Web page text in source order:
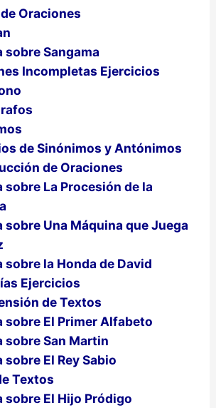
Oraciones
sobre Sangama
Incompletas Ejercicios
de Sinónimos y Antónimos
de Oraciones
sobre La Procesión de la
sobre Una Máquina que Juega
sobre la Honda de David
Ejercicios
de Textos
sobre El Primer Alfabeto
sobre San Martin
sobre El Rey Sabio
Textos
sobre El Hijo Pródigo